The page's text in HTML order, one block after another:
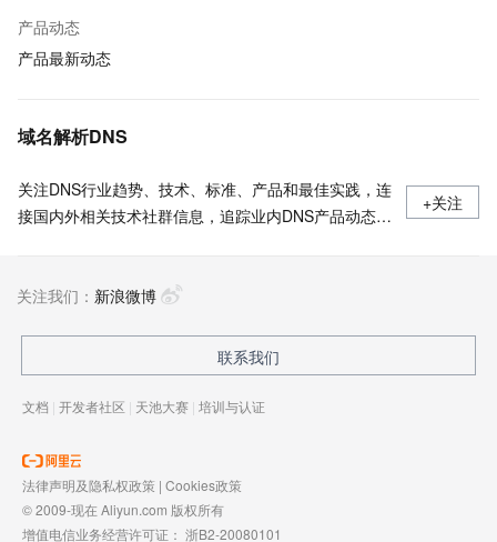
产品动态
产品最新动态
域名解析DNS
关注DNS行业趋势、技术、标准、产品和最佳实践，连
接国内外相关技术社群信息，追踪业内DNS产品动态，
+关注
关注我们： 新浪微博
联系我们
文档 | 开发者社区 | 天池大赛 | 培训与认证
法律声明及隐私权政策 | Cookies政策
© 2009-现在 Aliyun.com 版权所有
增值电信业务经营许可证： 浙B2-20080101